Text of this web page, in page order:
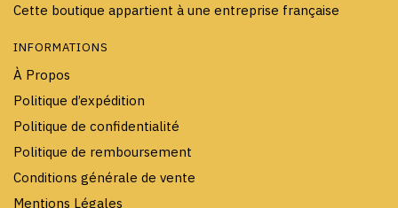
Cette boutique appartient à une entreprise française
INFORMATIONS
À Propos
Politique d’expédition
Politique de confidentialité
Politique de remboursement
Conditions générale de vente
Mentions Légales